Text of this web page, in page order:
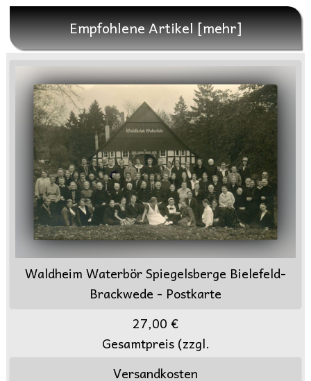
Empfohlene Artikel [mehr]
Waldheim Waterbör Spiegelsberge Bielefeld-
Brackwede - Postkarte
27,00 €
Gesamtpreis (zzgl.
Versandkosten